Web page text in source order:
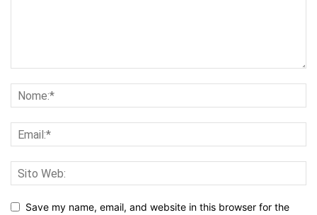
Save my name, email, and website in this browser for the